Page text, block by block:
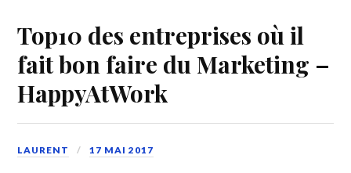
Top10 des entreprises où il
fait bon faire du Marketing –
HappyAtWork
LAURENT 17 MAI 2017